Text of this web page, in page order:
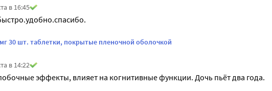
в 16:45
30 шт. таблетки, покрытые пленочной оболочкой
в 14:22
эффекты, влияет на когнитивные функции. Дочь пьёт два года.